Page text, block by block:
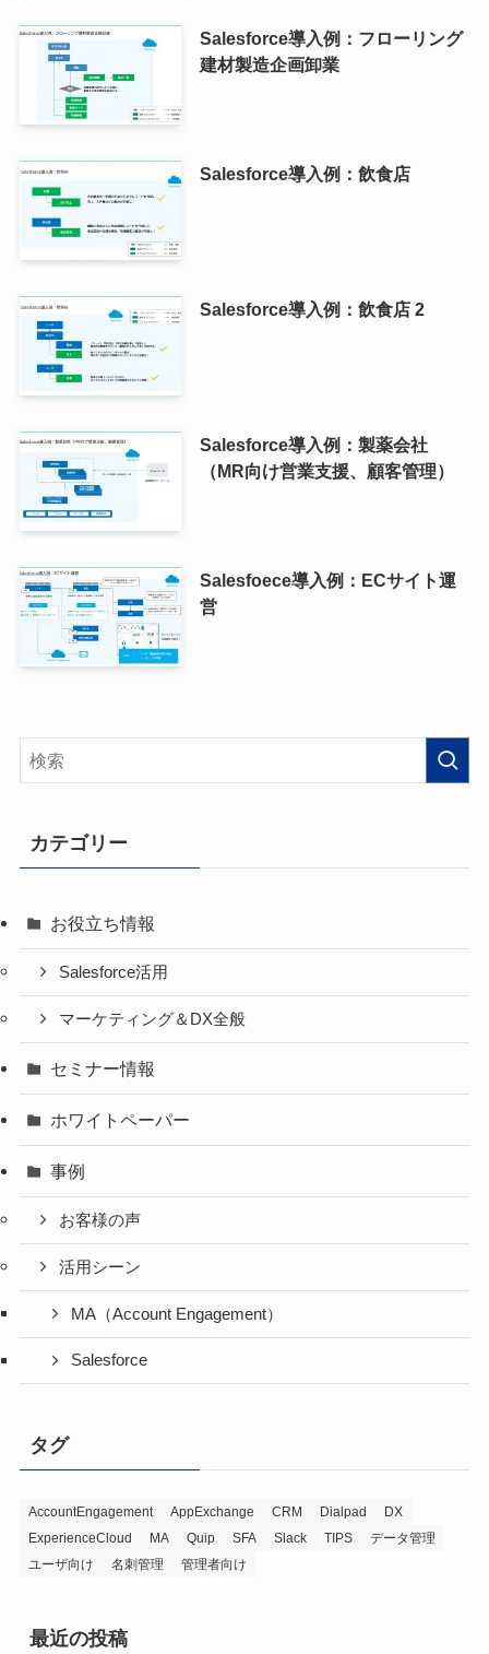
Salesforce導入例：フローリング
建材製造企画卸業
Salesforce導入例：飲食店
Salesforce導入例：飲食店 2
Salesforce導入例：製薬会社
（MR向け営業支援、顧客管理）
Salesfoece導入例：ECサイト運
営
カテゴリー
お役立ち情報
Salesforce活用
マーケティング＆DX全般
セミナー情報
ホワイトペーパー
事例
お客様の声
活用シーン
MA（Account Engagement）
Salesforce
タグ
AccountEngagement AppExchange CRM Dialpad
DX
ExperienceCloud
MA Quip SFA Slack TIPS
データ管理
ユーザ向け
名刺管理 管理者向け
最近の投稿